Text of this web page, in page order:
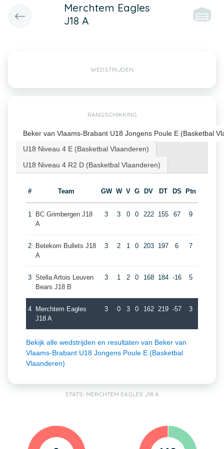
Merchtem Eagles
J18 A
WEDSTRIJDEN
RANGSCHIKKING
Beker van Vlaams-Brabant U18 Jongens Poule E (Basketbal
U18 Niveau 4 E (Basketbal Vlaanderen)
U18 Niveau 4 R2 D (Basketbal Vlaanderen)
# Team GW W V G DV DT DS Ptn
1
BC Grimbergen J18
A
3 3 0 0 222 155 67 9
2
Betekom Bullets J18
A
3 2 1 0 203 197 6 7
3 Stella Artois Leuven
Bears J18 B
3 1 2 0 168 184 -16 5
4
Merchtem Eagles
J18 A
3 0 3 0 162 219 -57 3
Bekijk alle wedstrijden en resultaten van Beker van
Vlaams-Brabant U18 Jongens Poule E (Basketbal
Vlaanderen)
STATS: MERCHTEM EAGLES J18 A